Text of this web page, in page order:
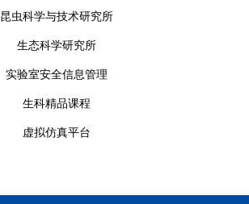
昆虫科学与技术研究所
生态科学研究所
实验室安全信息管理
生科精品课程
虚拟仿真平台